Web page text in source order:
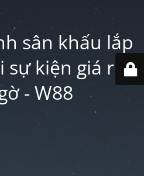
sân khấu lắp
sự kiện giá rẻ
- W88